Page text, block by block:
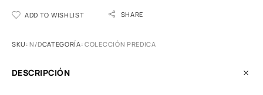
ADD TO WISHLIST SHARE
SKU:N/DCATEGORÍA:COLECCIÓN PREDICA
DESCRIPCIÓN